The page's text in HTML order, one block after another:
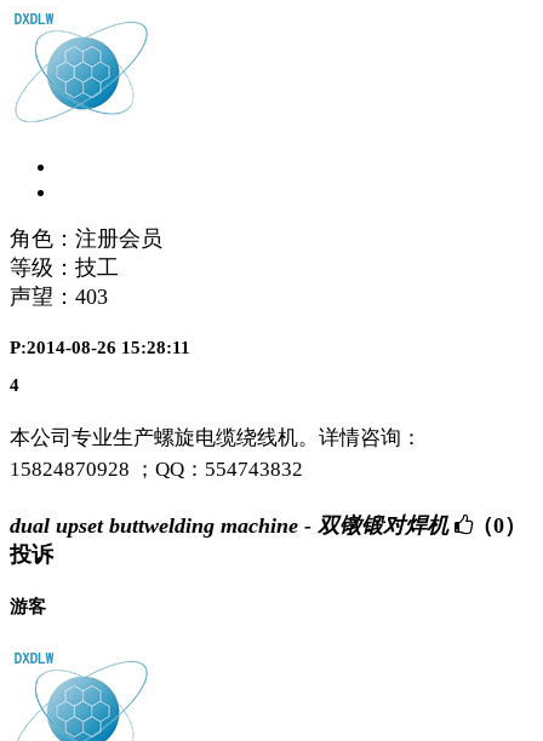
角色：注册会员
等级：技工
声望： 403
P:2014-08-26 15:28:11
4
本公司专业生产螺旋电缆绕线机。详情咨询：
15824870928 ；QQ：554743832
dual upset buttwelding machine - 双镦锻对焊机
（0）
投诉
游客